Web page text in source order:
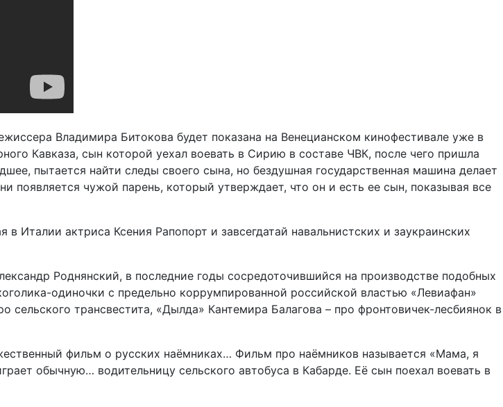
Владимира Битокова будет показана на Венецианском кинофестивале уже в
Кавказа, сын которой уехал воевать в Сирию в составе ЧВК, после чего пришла
пытается найти следы своего сына, но бездушная государственная машина делает
появляется чужой парень, который утверждает, что он и есть ее сын, показывая все
актриса Ксения Рапопорт и завсегдатай навальнистских и заукраинских
Роднянский, в последние годы сосредоточившийся на производстве подобных
одиночки с предельно коррумпированной российской властью «Левиафан»
трансвестита, «Дылда» Кантемира Балагова – про фронтовичек-лесбиянок в
фильм о русских наёмниках… Фильм про наёмников называется «Мама, я
обычную… водительницу сельского автобуса в Кабарде. Её сын поехал воевать в